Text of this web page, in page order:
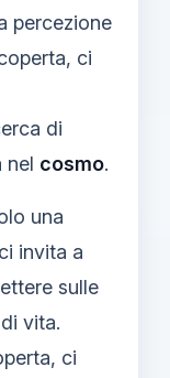
percezione
ci
di
nel cosmo.
una
invita a
sulle
vita.
ci